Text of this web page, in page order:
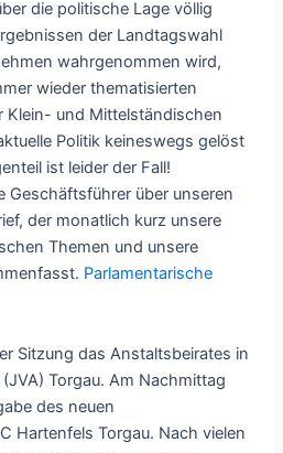
die politische Lage völlig
der Landtagswahl
wahrgenommen wird,
wieder thematisierten
Klein- und Mittelständischen
Politik keineswegs gelöst
ist leider der Fall!
Geschäftsführer über unseren
der monatlich kurz unsere
Themen und unsere
Parlamentarische
Sitzung das Anstaltsbeirates in
Torgau. Am Nachmittag
des neuen
Hartenfels Torgau. Nach vielen